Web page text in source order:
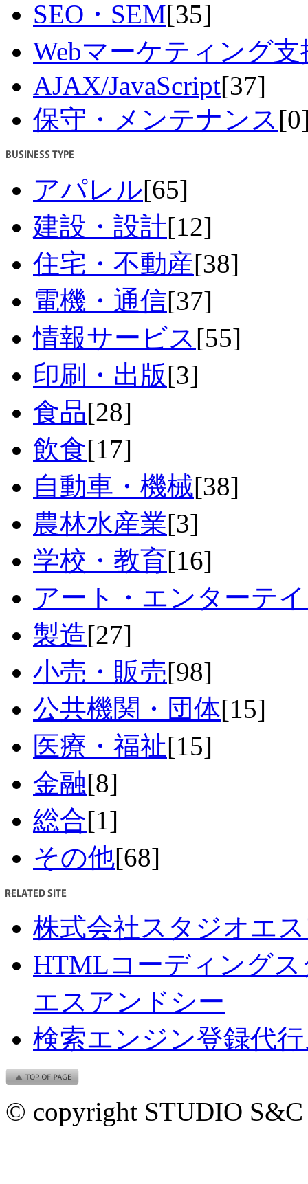
SEO・SEM[35]
Webマーケティング支
AJAX/JavaScript[37]
保守・メンテナンス
アパレル[65]
建設・設計[12]
住宅・不動産[38]
電機・通信[37]
情報サービス[55]
印刷・出版[3]
食品[28]
飲食[17]
自動車・機械[38]
農林水産業[3]
学校・教育[16]
アート・エンターテ
製造[27]
小売・販売[98]
公共機関・団体[15]
医療・福祉[15]
金融[8]
総合[1]
その他[68]
株式会社スタジオエ
HTMLコーディング
エスアンドシー
検索エンジン登録代
© copyright STUDIO S&C